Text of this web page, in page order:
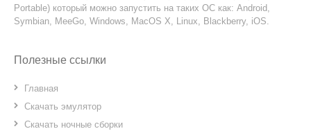
Portable) который можно запустить на таких ОС как: Android,
Symbian, MeeGo, Windows, MacOS X, Linux, Blackberry, iOS.
Полезные ссылки
Главная
Скачать эмулятор
Скачать ночные сборки